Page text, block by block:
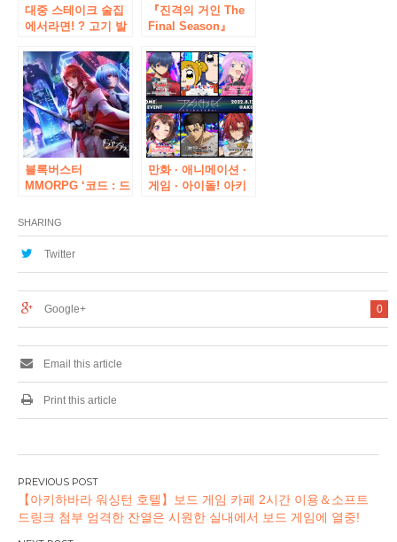
대중 스테이크 술집
에서라면! ? 고기 발
‘가’라면 나기”고 이
색적인 콜라보레이
션 메뉴 출시!
『진격의 거인 The
Final Season』
개최의 알림
블록버스터
MMORPG ‘코드 : 드
반게리온」과 콜라
보레이션 한 특별 이
벤트 “사도 내습」이
만화 · 애니메이션 ·
게임 · 아이돌! 아키
칼페스 “아키바야바
SHARING
Twitter
0
Google+
Email this article
Print this article
글
탐
색
【아키하바라 워싱턴 호텔】보드 게임 카페 2시간 이용＆소프트
드링크 첨부 엄격한 잔열은 시원한 실내에서 보드 게임에 열중!